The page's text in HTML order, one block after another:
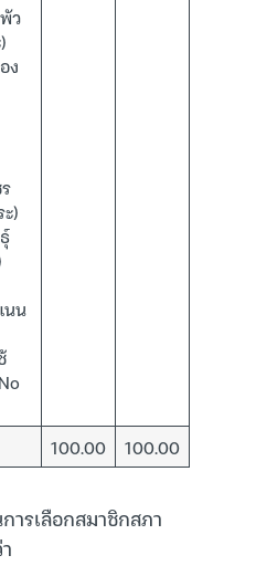
ว
ง
)
นน
100.00 100.00
ารเลือกสมาชิกสภา